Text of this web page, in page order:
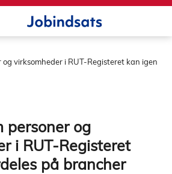
og virksomheder i RUT-Registeret kan igen
personer og
i RUT-Registeret
på brancher